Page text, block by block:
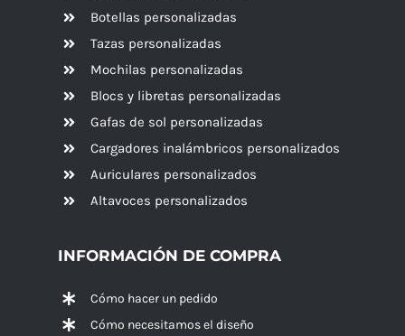
Botellas personalizadas
Tazas personalizadas
Mochilas personalizadas
Blocs y libretas personalizadas
Gafas de sol personalizadas
Cargadores inalámbricos personalizados
Auriculares personalizados
Altavoces personalizados
INFORMACIÓN DE COMPRA
Cómo hacer un pedido
Cómo necesitamos el diseño